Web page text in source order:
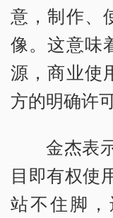
意，制作、
像。这意味
源，商业使
方的明确许可
金杰表
目即有权使
站不住脚